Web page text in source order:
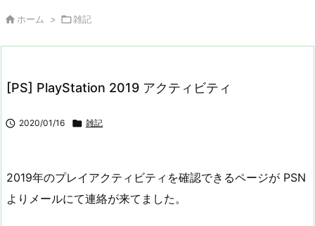
 ホーム > 雑記
[PS] PlayStation 2019 アクティビティ
 2020/01/16  雑記
2019年のプレイアクティビティを確認できるページが PSN
よりメールにて連絡が来てました。